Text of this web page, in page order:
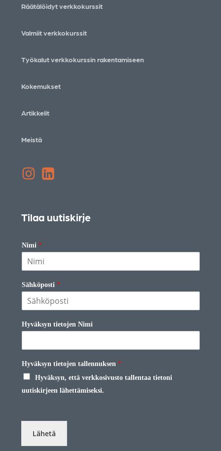
Räätälöidyt verkkokurssit
Valmiit verkkokurssit
Työkalut verkkokurssin rakentamiseen
Kokemukset
Artikkelit
Meistä
Instagram
LinkedIn
Tilaa uutiskirje
Nimi *
Sähköposti *
Hyväksyn tietojen Nimi
Hyväksyn tietojen tallennuksen *
Hyväksyn, että verkkosivusto tallentaa tietoni
uutiskirjeen lähettämiseksi.
Lähetä